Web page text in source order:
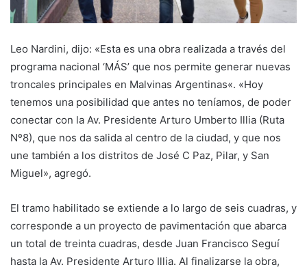
Leo Nardini, dijo: «Esta es una obra realizada a través del
programa nacional ‘MÁS’ que nos permite generar nuevas
troncales principales en Malvinas Argentinas«. «Hoy
tenemos una posibilidad que antes no teníamos, de poder
conectar con la Av. Presidente Arturo Umberto Illia (Ruta
Nº8), que nos da salida al centro de la ciudad, y que nos
une también a los distritos de José C Paz, Pilar, y San
Miguel», agregó.
El tramo habilitado se extiende a lo largo de seis cuadras, y
corresponde a un proyecto de pavimentación que abarca
un total de treinta cuadras, desde Juan Francisco Seguí
hasta la Av. Presidente Arturo Illia. Al finalizarse la obra,